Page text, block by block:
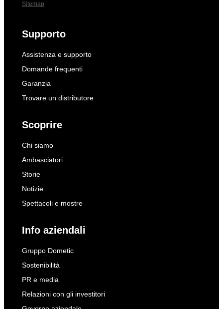
Sitemap
Supporto
Assistenza e supporto
Domande frequenti
Garanzia
Trovare un distributore
Scoprire
Chi siamo
Ambasciatori
Storie
Notizie
Spettacoli e mostre
Info aziendali
Gruppo Dometic
Sostenibilità
PR e media
Relazioni con gli investitori